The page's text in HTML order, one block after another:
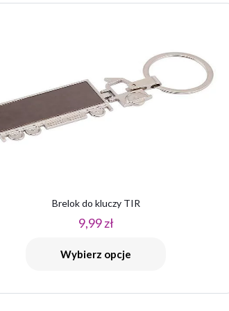
4 z 5 gwiazdek
Brelok do kluczy TIR
9,99zł
Wybierz opcje